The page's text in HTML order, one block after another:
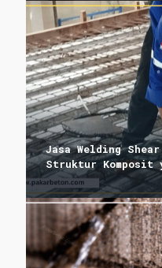
Jasa Welding
Struktur Komposit